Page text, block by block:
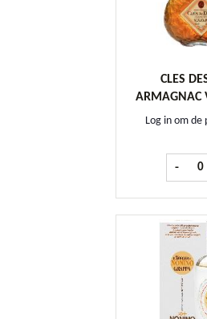
CLES
ARMAGNAC
Log in om de
-